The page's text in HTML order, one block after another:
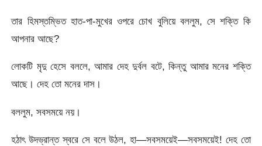
তার হিমস্তম্ভিত হাত-পা-মুখের ওপরে চোখ বুলিয়ে বললুম, সে শক্তি কি
আপনার আছে?
লোকটি মৃদু হেসে বললে, আমার দেহ দুর্বল বটে, কিন্তু আমার মনের শক্তি
আছে। দেহ তো মনের দাস।
বললুম, সবসময়ে নয়।
হঠাৎ উদভ্রান্ত স্বরে সে বলে উঠল, হা—সবসময়েই—সবসময়েই! দেহ তো